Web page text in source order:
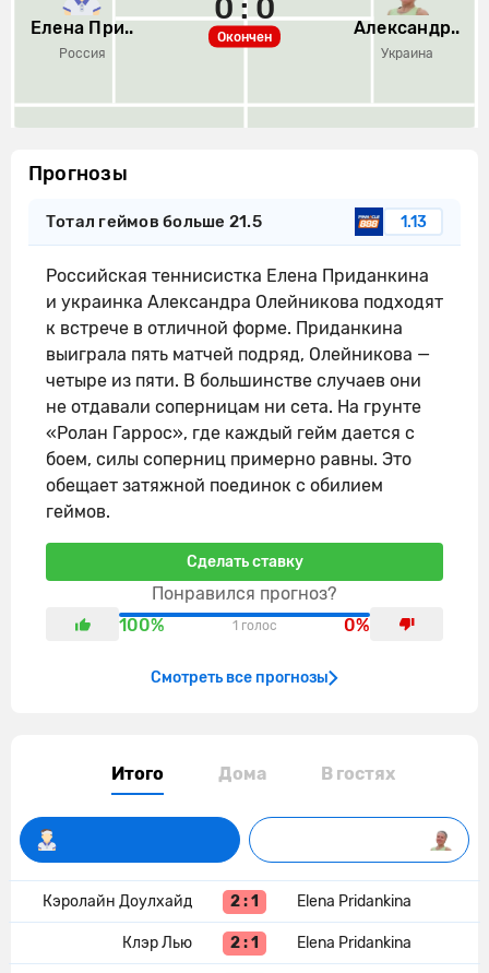
Елена При..
Россия
Окончен
0 : 0
Александр..
Украина
Прогнозы
Тотал геймов больше 21.5 1.13
Российская теннисистка Елена Приданкина
и украинка Александра Олейникова подходят
к встрече в отличной форме. Приданкина
выиграла пять матчей подряд, Олейникова —
четыре из пяти. В большинстве случаев они
не отдавали соперницам ни сета. На грунте
«Ролан Гаррос», где каждый гейм дается с
боем, силы соперниц примерно равны. Это
обещает затяжной поединок с обилием
геймов.
Сделать ставку
Понравился прогноз?
100%
1 голос 0%
Смотреть все прогнозы
Итого Дома В гостях
Кэролайн Доулхайд 2 : 1 Elena Pridankina
Клэр Лью 2 : 1 Elena Pridankina